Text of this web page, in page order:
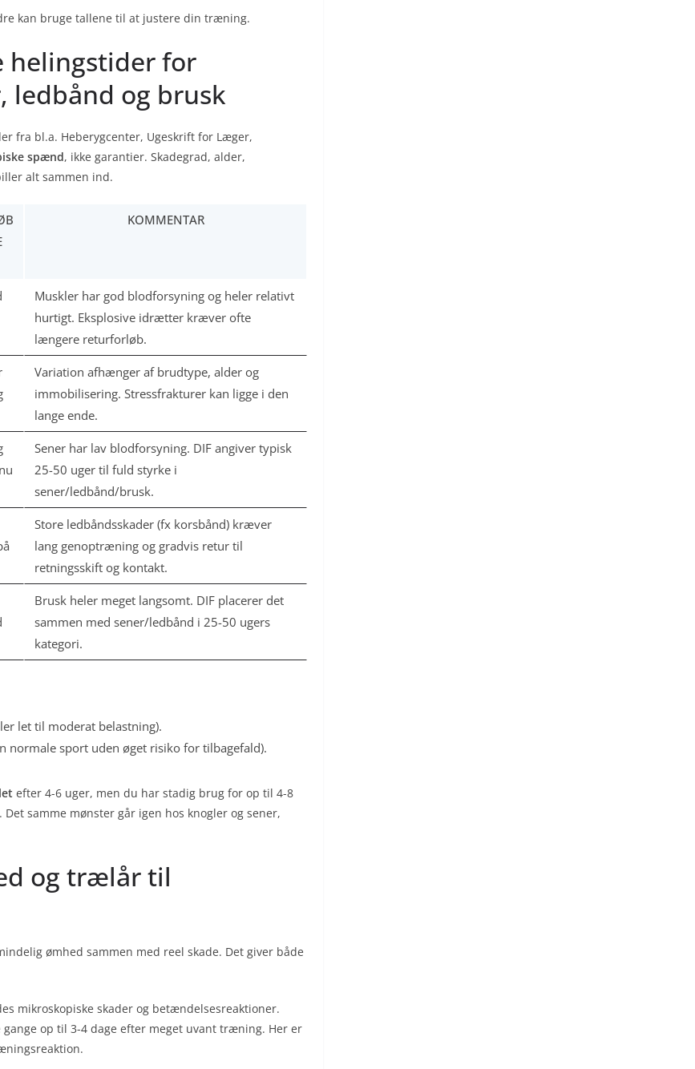
kan bruge tallene til at justere din træning.
helingstider for
ledbånd og brusk
fra bl.a. Heberygcenter, Ugeskrift for Læger,
spænd, ikke garantier. Skadegrad, alder,
alt sammen ind.
KOMMENTAR
Muskler har god blodforsyning og heler relativt
hurtigt. Eksplosive idrætter kræver ofte
længere returforløb.
Variation afhænger af brudtype, alder og
immobilisering. Stressfrakturer kan ligge i den
lange ende.
Sener har lav blodforsyning. DIF angiver typisk
25-50 uger til fuld styrke i
sener/ledbånd/brusk.
Store ledbåndsskader (fx korsbånd) kræver
lang genoptræning og gradvis retur til
retningsskift og kontakt.
Brusk heler meget langsomt. DIF placerer det
sammen med sener/ledbånd i 25-50 ugers
kategori.
let til moderat belastning).
normale sport uden øget risiko for tilbagefald).
efter 4-6 uger, men du har stadig brug for op til 4-8
samme mønster går igen hos knogler og sener,
og trælår til
ømhed sammen med reel skade. Det giver både
mikroskopiske skader og betændelsesreaktioner.
gange op til 3-4 dage efter meget uvant træning. Her er